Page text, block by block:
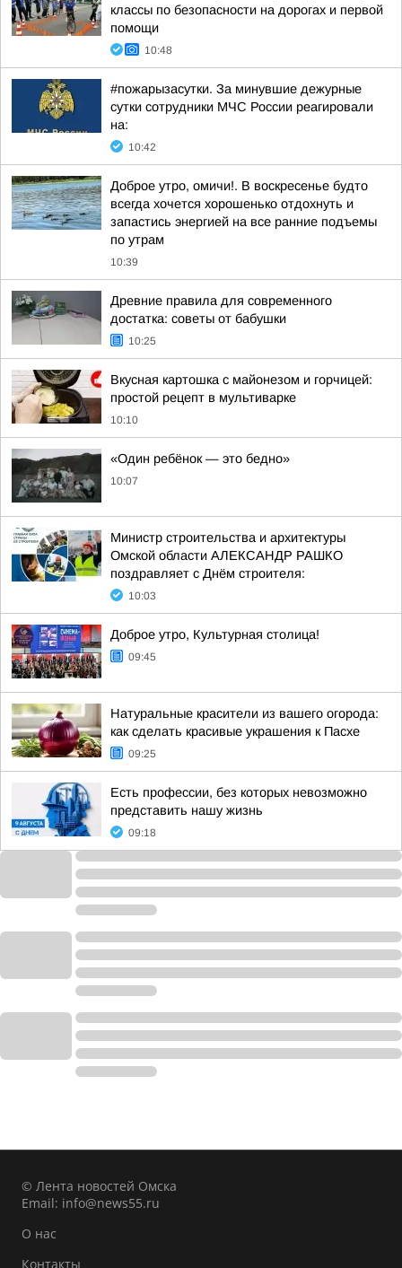
классы по безопасности на дорогах и первой
помощи
10:48
#пожарызасутки. За минувшие дежурные
сутки сотрудники МЧС России реагировали
на:
10:42
Доброе утро, омичи!. В воскресенье будто
всегда хочется хорошенько отдохнуть и
запастись энергией на все ранние подъемы
по утрам
10:39
Древние правила для современного
достатка: советы от бабушки
10:25
Вкусная картошка с майонезом и горчицей:
простой рецепт в мультиварке
10:10
«Один ребёнок — это бедно»
10:07
Министр строительства и архитектуры
Омской области АЛЕКСАНДР РАШКО
поздравляет с Днём строителя:
10:03
Доброе утро, Культурная столица!
09:45
Натуральные красители из вашего огорода:
как сделать красивые украшения к Пасхе
09:25
Есть профессии, без которых невозможно
представить нашу жизнь
09:18
© Лента новостей Омска
Email: info@news55.ru
О нас
Контакты